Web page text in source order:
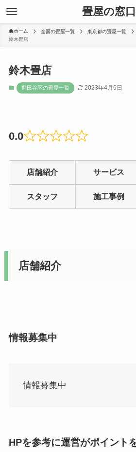
畳屋の窓口
ホーム 全国の畳屋一覧 東京都の畳屋一覧
鈴木畳店
鈴木畳店
世田谷区の畳屋一覧 2023年4月6日
0.0
Rated
0
out
5
店舗紹介 サービス
スタッフ 施工事例
店舗紹介
情報募集中
情報募集中
HPを参考に運営がポイント